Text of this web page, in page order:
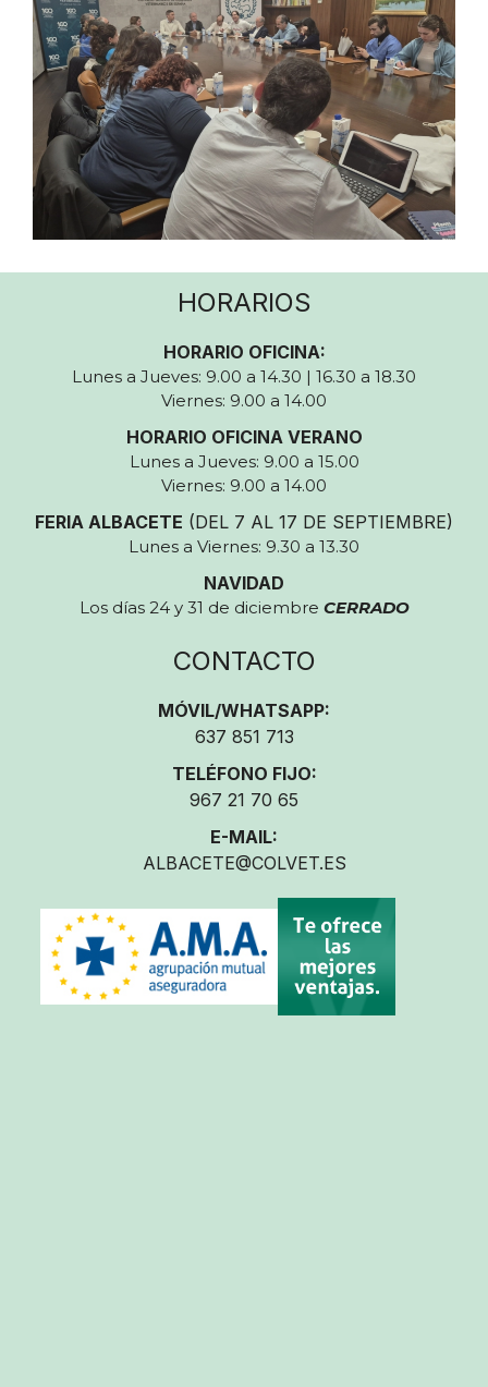
HORARIOS
HORARIO OFICINA:
Lunes a Jueves: 9.00 a 14.30 | 16.30 a 18.30
Viernes: 9.00 a 14.00
HORARIO OFICINA VERANO
Lunes a Jueves: 9.00 a 15.00
Viernes: 9.00 a 14.00
FERIA ALBACETE (DEL 7 AL 17 DE SEPTIEMBRE)
Lunes a Viernes: 9.30 a 13.30
NAVIDAD
Los días 24 y 31 de diciembre CERRADO
CONTACTO
MÓVIL/WHATSAPP:
637 851 713
TELÉFONO FIJO:
967 21 70 65
E-MAIL:
ALBACETE@COLVET.ES